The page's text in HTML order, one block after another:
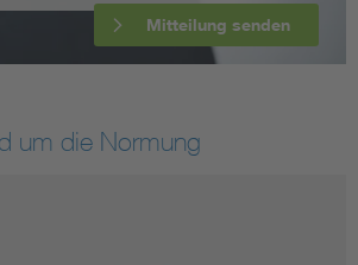
Mitteilung senden
um die Normung